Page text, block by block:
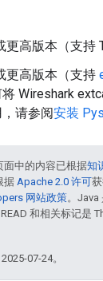
更高版本（支持
更高版本（支持
Wireshark
请参阅安装
面中的内容已根据知
据 Apache 2.0 许可
网站政策。Java
和相关标记是
07-24。